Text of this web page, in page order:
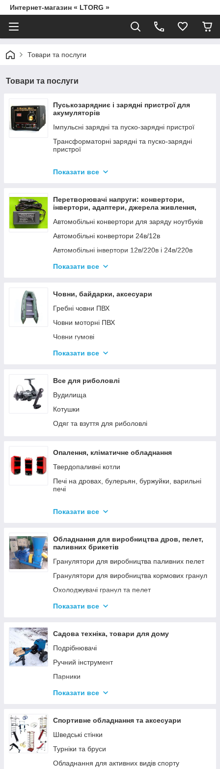
Интернет-магазин « LTORG »
Товари та послуги
Товари та послуги
Пуськозарядниє і зарядні пристрої для
акумуляторів
Імпульсні зарядні та пуско-зарядні пристрої
Трансформаторні зарядні та пуско-зарядні
пристрої
Показати все
Перетворювачі напруги: конвертори,
інвертори, адаптери, джерела живлення,
Автомобільні конвертори для заряду ноутбуків
Автомобільні конвертори 24в/12в
Автомобільні інвертори 12в/220в і 24в/220в
Вольтметры
Показати все
Човни, байдарки, аксесуари
Гребні човни ПВХ
Човни моторні ПВХ
Човни гумові
Надувні байдарки
Тюбінг
Страхувальні жилети
Човники ΩMega
Лодки Grif boat
Показати все
Все для риболовлі
Вудилища
Котушки
Одяг та взуття для риболовлі
Опалення, кліматичне обладнання
Твердопаливні котли
Печі на дровах, булерьян, буржуйки, варильні
печі
Котли електричні
Газові котли
Аксесуари для твердопаливних котлів
Показати все
Обладнання для виробництва дров, пелет,
паливних брикетів
Гранулятори для виробництва паливних пелет
Гранулятори для виробництва кормових гранул
Охолоджувачі гранул та пелет
Подрібнювачі
Дровоколи
Показати все
Садова техніка, товари для дому
Подрібнювачі
Ручний інструмент
Парники
Термоси
Показати все
Спортивне обладнання та аксесуари
Шведські стінки
Турніки та бруси
Обладнання для активних видів спорту